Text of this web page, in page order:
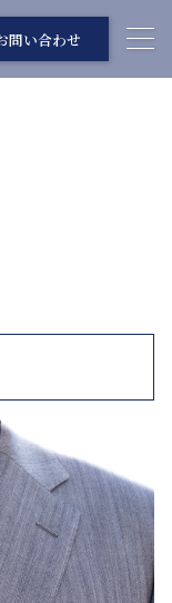
問い合わせ